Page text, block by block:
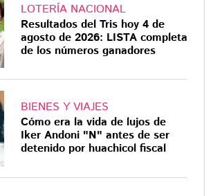
LOTERÍA NACIONAL
Resultados del Tris hoy 4 de
agosto de 2026: LISTA completa
de los números ganadores
BIENES Y VIAJES
Cómo era la vida de lujos de
Iker Andoni "N" antes de ser
detenido por huachicol fiscal